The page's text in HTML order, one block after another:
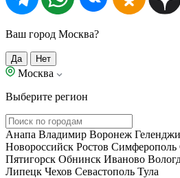
Ваш город Москва?
Да Нет
Москва
Выберите регион
Анапа Владимир Воронеж
Новороссийск Ростов Симферополь
Пятигорск Обнинск Иваново
Липецк Чехов Севастополь Тула